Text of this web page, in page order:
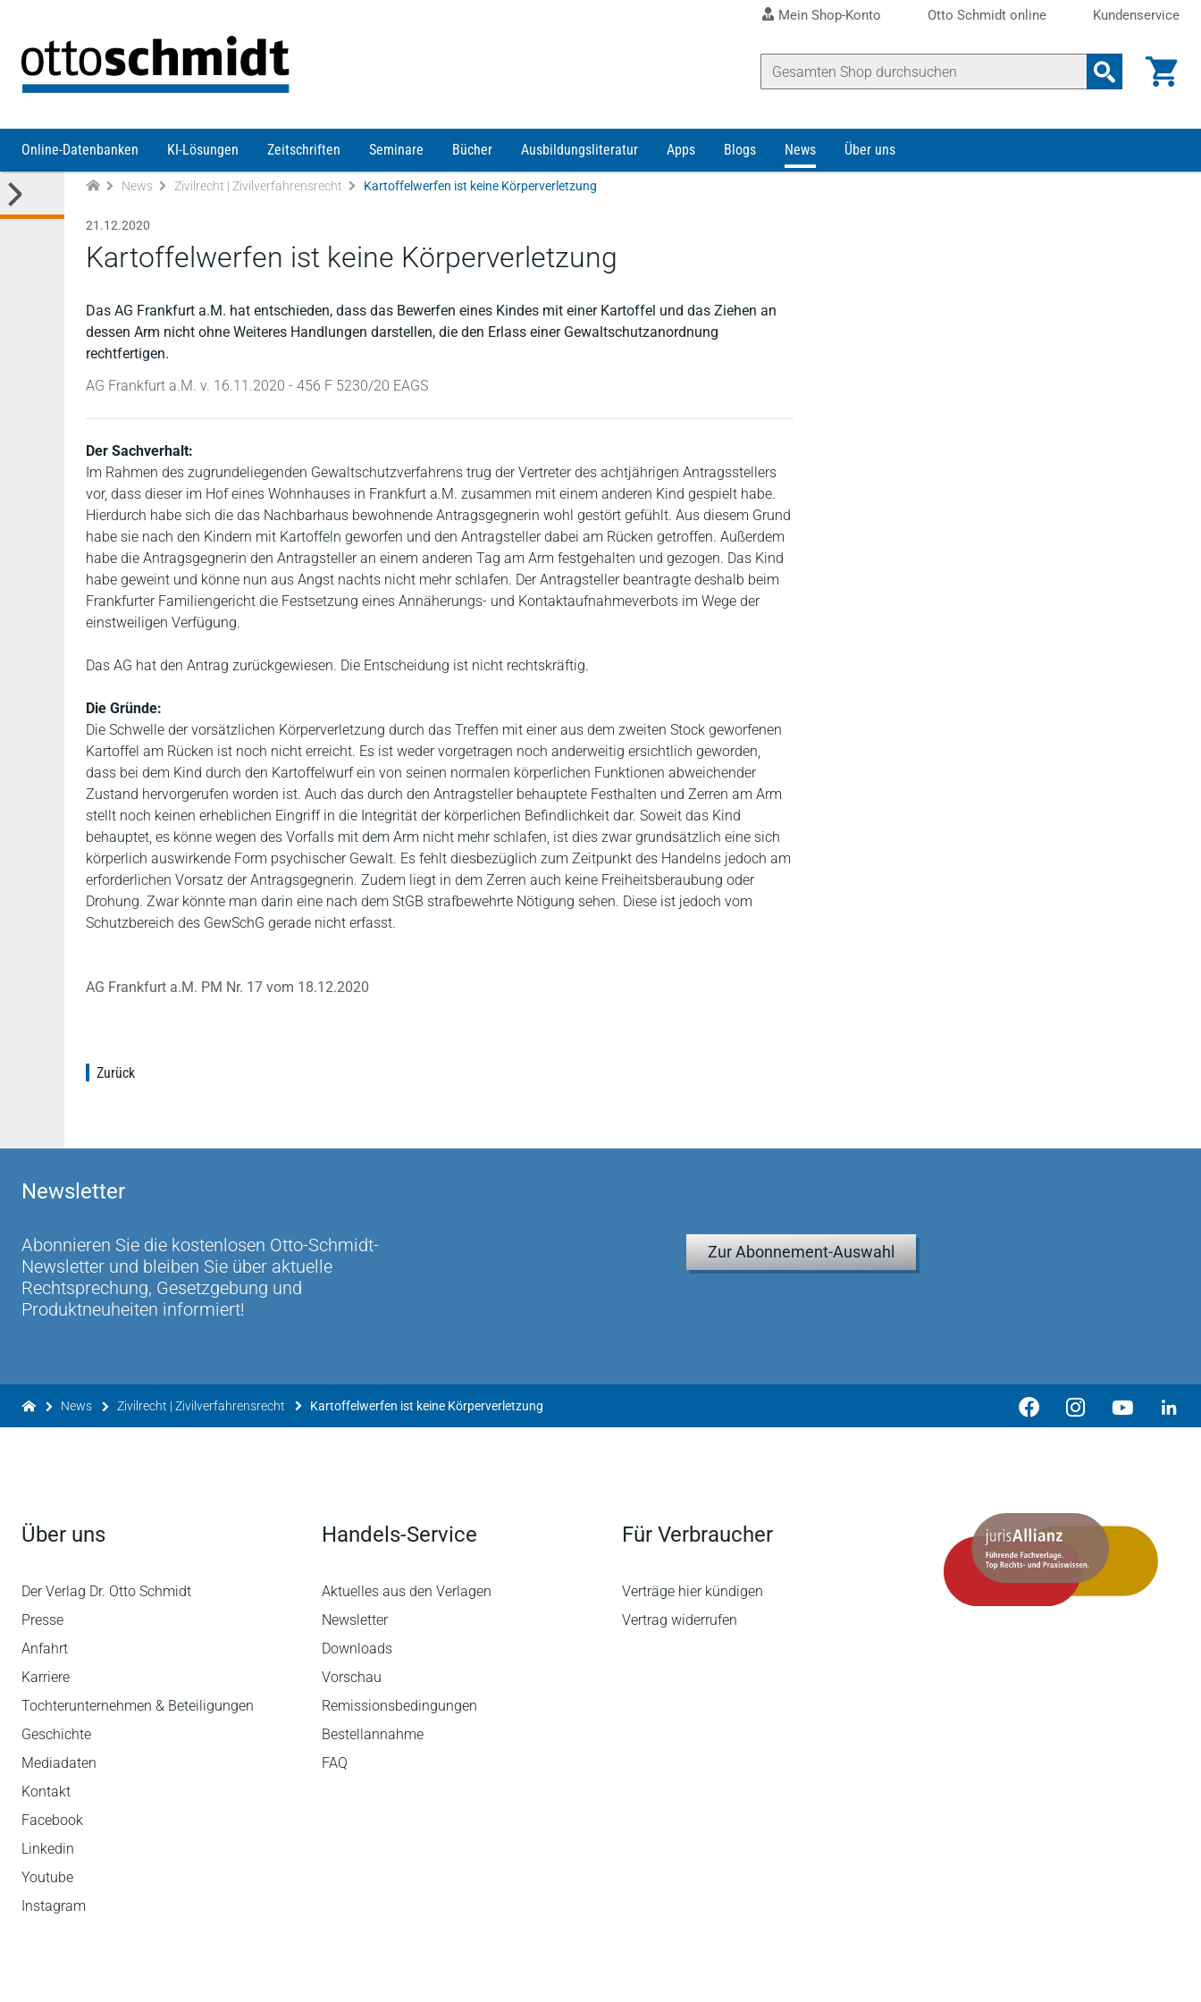
Mein Shop-Konto Otto Schmidt online Kundenservice
Online-Datenbanken KI-Lösungen Zeitschriften Seminare Bücher Ausbildungsliteratur Apps Blogs News Über uns
News Zivilrecht | Zivilverfahrensrecht Kartoffelwerfen ist keine Körperverletzung
21.12.2020
Kartoffelwerfen ist keine Körperverletzung
Das AG Frankfurt a.M. hat entschieden, dass das Bewerfen eines Kindes mit einer Kartoffel und das Ziehen an
dessen Arm nicht ohne Weiteres Handlungen darstellen, die den Erlass einer Gewaltschutzanordnung
rechtfertigen.
AG Frankfurt a.M. v. 16.11.2020 - 456 F 5230/20 EAGS
Der Sachverhalt:
Im Rahmen des zugrundeliegenden Gewaltschutzverfahrens trug der Vertreter des achtjährigen Antragsstellers
vor, dass dieser im Hof eines Wohnhauses in Frankfurt a.M. zusammen mit einem anderen Kind gespielt habe.
Hierdurch habe sich die das Nachbarhaus bewohnende Antragsgegnerin wohl gestört gefühlt. Aus diesem Grund
habe sie nach den Kindern mit Kartoffeln geworfen und den Antragsteller dabei am Rücken getroffen. Außerdem
habe die Antragsgegnerin den Antragsteller an einem anderen Tag am Arm festgehalten und gezogen. Das Kind
habe geweint und könne nun aus Angst nachts nicht mehr schlafen. Der Antragsteller beantragte deshalb beim
Frankfurter Familiengericht die Festsetzung eines Annäherungs- und Kontaktaufnahmeverbots im Wege der
einstweiligen Verfügung.
Das AG hat den Antrag zurückgewiesen. Die Entscheidung ist nicht rechtskräftig.
Die Gründe:
Die Schwelle der vorsätzlichen Körperverletzung durch das Treffen mit einer aus dem zweiten Stock geworfenen
Kartoffel am Rücken ist noch nicht erreicht. Es ist weder vorgetragen noch anderweitig ersichtlich geworden,
dass bei dem Kind durch den Kartoffelwurf ein von seinen normalen körperlichen Funktionen abweichender
Zustand hervorgerufen worden ist. Auch das durch den Antragsteller behauptete Festhalten und Zerren am Arm
stellt noch keinen erheblichen Eingriff in die Integrität der körperlichen Befindlichkeit dar. Soweit das Kind
behauptet, es könne wegen des Vorfalls mit dem Arm nicht mehr schlafen, ist dies zwar grundsätzlich eine sich
körperlich auswirkende Form psychischer Gewalt. Es fehlt diesbezüglich zum Zeitpunkt des Handelns jedoch am
erforderlichen Vorsatz der Antragsgegnerin. Zudem liegt in dem Zerren auch keine Freiheitsberaubung oder
Drohung. Zwar könnte man darin eine nach dem StGB strafbewehrte Nötigung sehen. Diese ist jedoch vom
Schutzbereich des GewSchG gerade nicht erfasst.
AG Frankfurt a.M. PM Nr. 17 vom 18.12.2020
Zurück
Newsletter
Abonnieren Sie die kostenlosen Otto-Schmidt-
Newsletter und bleiben Sie über aktuelle
Rechtsprechung, Gesetzgebung und
Produktneuheiten informiert!
Zur Abonnement-Auswahl
News Zivilrecht | Zivilverfahrensrecht Kartoffelwerfen ist keine Körperverletzung
Über uns
Der Verlag Dr. Otto Schmidt
Presse
Anfahrt
Karriere
Tochterunternehmen & Beteiligungen
Geschichte
Mediadaten
Kontakt
Facebook
Linkedin
Youtube
Instagram
Handels-Service
Aktuelles aus den Verlagen
Newsletter
Downloads
Vorschau
Remissionsbedingungen
Bestellannahme
FAQ
Für Verbraucher
Verträge hier kündigen
Vertrag widerrufen